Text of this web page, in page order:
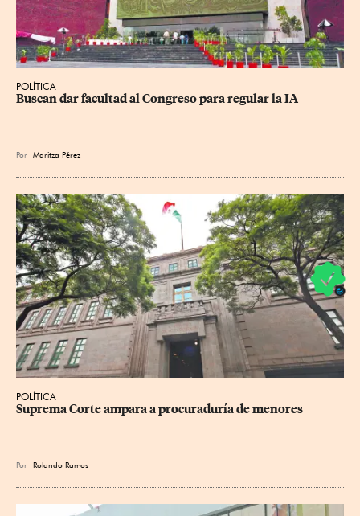
POLÍTICA
Buscan dar facultad al Congreso para regular la IA
Por Maritza Pérez
POLÍTICA
Suprema Corte ampara a procuraduría de menores
Por Rolando Ramos